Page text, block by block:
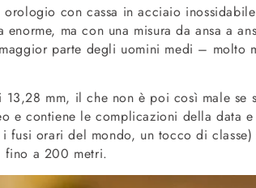
orologio con cassa in acciaio inossidabile
enorme, ma con una misura da ansa a
parte degli uomini medi – molto
13,28 mm, il che non è poi così male se
e contiene le complicazioni della data
fusi orari del mondo, un tocco di
fino a 200 metri.